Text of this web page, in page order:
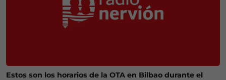
Estos son los horarios de la OTA en Bilbao durante el